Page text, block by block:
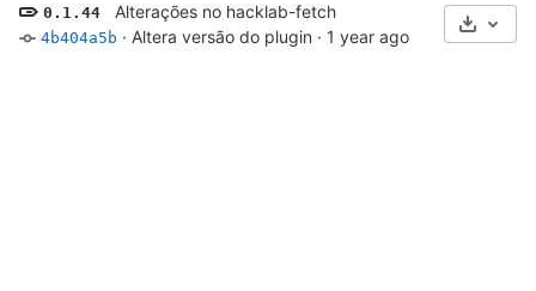
0.1.44 Alterações no hacklab-fetch
4b404a5b · Altera versão do plugin · 1 year ago